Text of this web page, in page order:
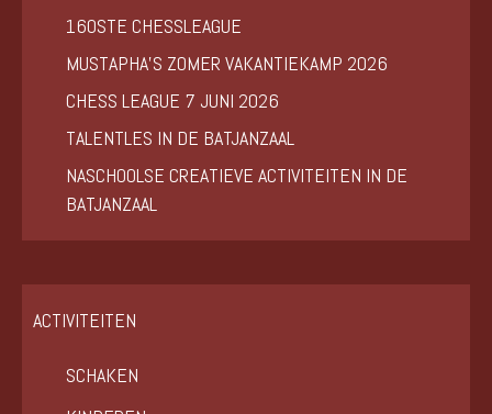
160STE CHESSLEAGUE
MUSTAPHA’S ZOMER VAKANTIEKAMP 2026
CHESS LEAGUE 7 JUNI 2026
TALENTLES IN DE BATJANZAAL
NASCHOOLSE CREATIEVE ACTIVITEITEN IN DE
BATJANZAAL
ACTIVITEITEN
SCHAKEN